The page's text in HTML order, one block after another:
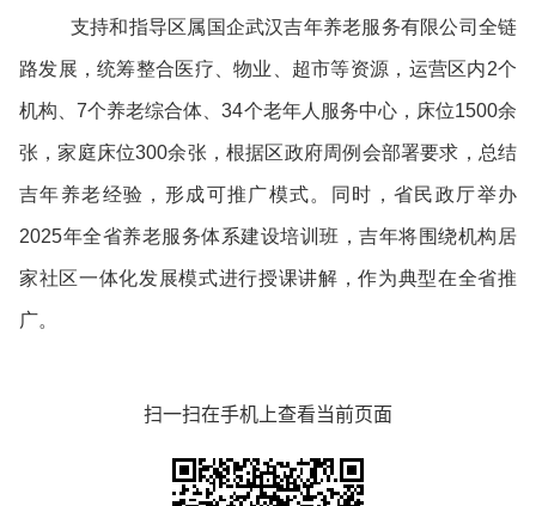
支持和指导区属国企武汉吉年养老服务有限公司全链
路发展，统筹整合医疗、物业、超市等资源，运营区内2个
机构、7个养老综合体、34个老年人服务中心，床位1500余
张，家庭床位300余张，根据区政府周例会部署要求，总结
吉年养老经验，形成可推广模式。同时，省民政厅举办
2025年全省养老服务体系建设培训班，吉年将围绕机构居
家社区一体化发展模式进行授课讲解，作为典型在全省推
广。
扫一扫在手机上查看当前页面